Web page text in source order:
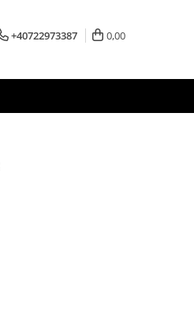
+40722973387 0,00